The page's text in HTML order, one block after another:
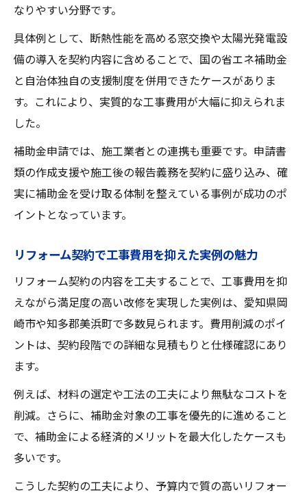
なりやすい分野です。
具体例として、断熱性能を高める窓交換や太陽光発電設
備の導入を契約内容に含めることで、国の省エネ補助金
と自治体独自の支援制度を併用できたケースがありま
す。これにより、実質的な工事費用が大幅に抑えられま
した。
補助金申請では、施工業者との連携も重要です。申請書
類の作成支援や施工後の報告義務を契約に盛り込み、確
実に補助金を受け取る体制を整えている事例が成功のポ
イントとなっています。
リフォーム契約で工事費用を抑えた実例の魅力
リフォーム契約の内容を工夫することで、工事費用を抑
えながら満足度の高い改修を実現した実例は、愛知県岡
崎市や知多郡美浜町で多数見られます。費用削減のポイ
ントは、契約段階での詳細な見積もりと仕様確認にあり
ます。
例えば、材料の選定や工法の工夫により無駄なコストを
削減。さらに、補助金対象の工事を優先的に進めること
で、補助金による経済的メリットを最大化したケースも
多いです。
こうした契約の工夫により、予算内で質の高いリフォー